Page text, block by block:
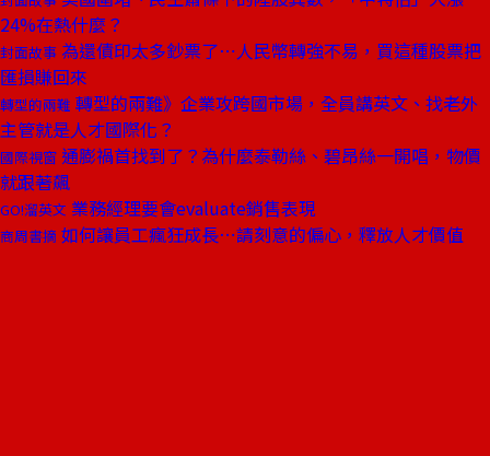
24%在熱什麼？
封面故事 為還債印太多鈔票了⋯人民幣轉強不易，買這種股票把
匯損賺回來
轉型的兩難 轉型的兩難》企業攻跨國市場，全員講英文、找老外
主管就是人才國際化？
國際視窗 通膨禍首找到了？為什麼泰勒絲、碧昂絲一開唱，物價
就跟著飆
GO!溜英文 業務經理要會evaluate銷售表現
商周書摘 如何讓員工瘋狂成長⋯請刻意的偏心，釋放人才價值